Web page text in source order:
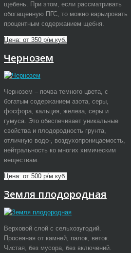
щебень. При этом, если рассматривать
обогащенную ПГС, то можно варьировать
процентным содержанием щебня.
Цена: от 350 р/м.куб.
Чернозем
Чернозем – почва темного цвета, с
богатым содержанием азота, серы,
фосфора, кальция, железа, серы и
гумуса. Это обеспечивает уникальные
свойства и плодородность грунта,
отличную водо-, воздухопроницаемость,
нейтральность ко многих химическим
веществам.
Цена: от 500 р/м.куб.
Земля плодородная
Верховой слой с сельхозугодий.
Просеяная от камней, палок, веток.
Чистая, без мусора, без включений.